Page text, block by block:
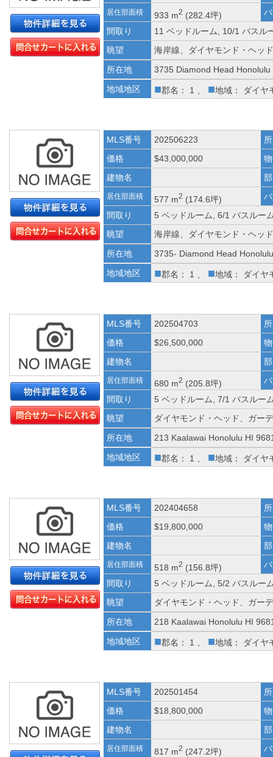
居住部面積 933 m2 (282.4坪)
間取り
11 ベッドルーム, 10/1 バスル
眺望
海岸線、ダイヤモンド・ヘッ
所在地
3735 Diamond Head Honolulu
地域地区
■郡名： 1 、 ■地域： ダイヤ
MLS番号 202506223
価格
$43,000,000
建物名
居住部面積 577 m2 (174.6坪)
間取り
5 ベッドルーム, 6/1 バスルー
眺望
海岸線、ダイヤモンド・ヘッ
所在地
3735- Diamond Head
地域地区
■郡名： 1 、 ■地域： ダイヤ
MLS番号 202504703
価格
$26,500,000
建物名
居住部面積 680 m2 (205.8坪)
間取り
5 ベッドルーム, 7/1 バスルー
眺望
ダイヤモンド・ヘッド、ガー
所在地
213 Kaalawai Honolulu HI
地域地区
■郡名： 1 、 ■地域： ダイヤ
MLS番号 202404658
価格
$19,800,000
建物名
居住部面積 518 m2 (156.8坪)
間取り
5 ベッドルーム, 5/2 バスルー
眺望
ダイヤモンド・ヘッド、ガー
所在地
218 Kaalawai Honolulu HI
地域地区
■郡名： 1 、 ■地域： ダイヤ
MLS番号 202501454
価格
$18,800,000
建物名
居住部面積 817 m2 (247.2坪)